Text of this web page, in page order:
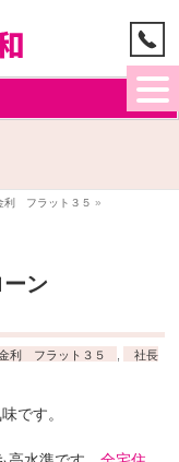
利 フラット３５ »
ン
利 フラット３５
社長
です。